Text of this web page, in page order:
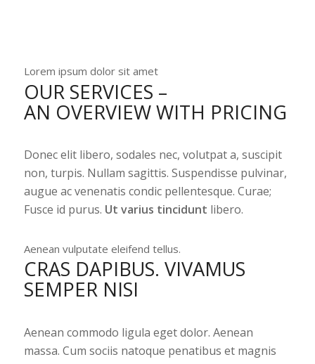
Lorem ipsum dolor sit amet
OUR SERVICES –
AN OVERVIEW WITH PRICING
Donec elit libero, sodales nec, volutpat a, suscipit
non, turpis. Nullam sagittis. Suspendisse pulvinar,
augue ac venenatis condic pellentesque. Curae;
Fusce id purus. Ut varius tincidunt libero.
Aenean vulputate eleifend tellus.
CRAS DAPIBUS. VIVAMUS
SEMPER NISI
Aenean commodo ligula eget dolor. Aenean
massa. Cum sociis natoque penatibus et magnis